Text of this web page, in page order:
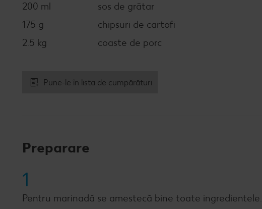
200 ml
sos de grătar
175 g
chipsuri de cartofi
2.5 kg
coaste de porc
Pune-le în lista de cumpărături
Preparare
1
Pentru marinadă se amestecă bine toate ingredientele.